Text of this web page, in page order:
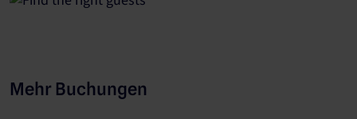
Mehr Buchungen